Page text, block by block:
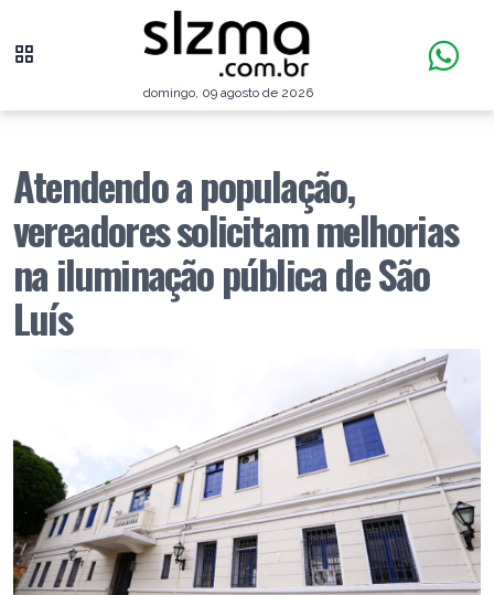
domingo, 09 agosto de 2026
Atendendo a população,
vereadores solicitam melhorias
na iluminação pública de São
Luís